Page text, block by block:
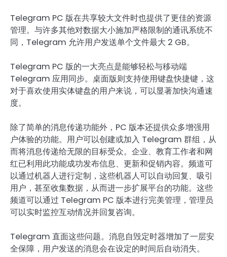
Telegram PC 版在共享较大文件时也提供了更佳的资源
管理。与许多其他对数据大小施加严格限制的通讯系统不
同，Telegram 允许用户发送单个文件最大 2 GB。
Telegram PC 版的一大亮点是能够轻松与移动端
Telegram 应用同步。桌面版则支持使用键盘快捷键，这
对于喜欢使用实体键盘的用户来说，可以显著加快沟通速
度。
除了简单的消息传递功能外，PC 版本还提供众多增强用
户体验的功能。用户可以创建或加入 Telegram 群组，从
而将消息传递给无限的目标受众。企业、教育工作者和网
红已利用此功能成功发布信息、更新和促销内容。频道可
以通过机器人进行定制，这些机器人可以自动回复、吸引
用户，甚至收集数据，从而进一步扩展平台的功能。这些
频道可以通过 Telegram PC 版本进行完美管理，管理员
可以实时监控互动情况并回复咨询。
Telegram 直面这些问题。消息自毁定时器增加了一层安
全保障，用户发送的消息会在设定的时间后自动消失。